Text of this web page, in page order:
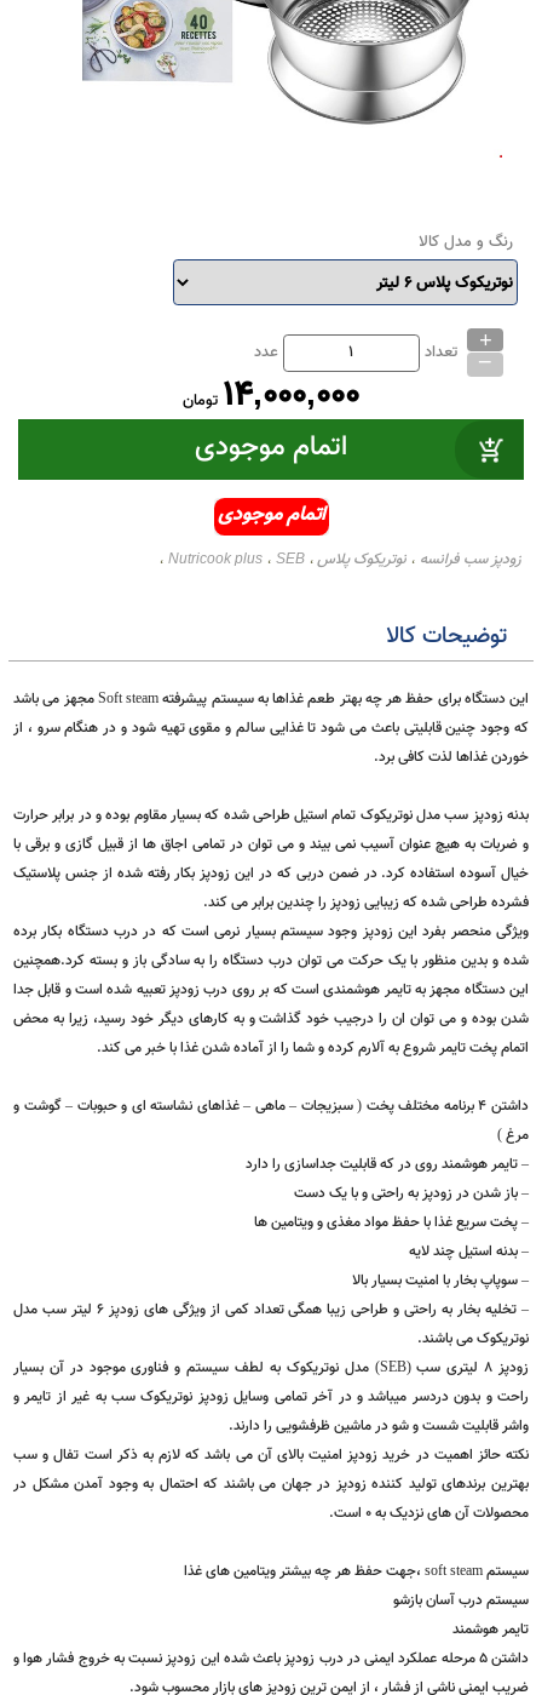
رنگ و مدل کالا
تعداد _ عدد
14,000,000تومان
سب فرانسه،نوتریکوک پلاس
توضیحات کالا
چنین قابلیتی باعث می شود تا غذایی سالم و مقوی تهیه شود و در هنگام سرو ، از
غذاها لذت کافی برد.
زودپز سب مدل نوتریکوک تمام استیل طراحی شده که بسیار مقاوم بوده و در برابر حرارت
به هیچ عنوان آسیب نمی بیند و می توان در تمامی اجاق ها از قبیل گازی و برقی با
آسوده استفاده کرد. در ضمن دربی که در این زودپز بکار رفته شده از جنس پلاستیک
طراحی شده که زیبایی زودپز را چندین برابر می کند.
منحصر بفرد این زودپز وجود سیستم بسیار نرمی است که در درب دستگاه بکار برده
و بدین منظور با یک حرکت می توان درب دستگاه را به سادگی باز و بسته کرد.همچنین
دستگاه مجهز به تایمر هوشمندی است که بر روی درب زودپز تعبیه شده است و قابل جدا
بوده و می توان ان را درجیب خود گذاشت و به کارهای دیگر خود رسید، زیرا به محض
پخت تایمر شروع به آلارم کرده و شما را از آماده شدن غذا با خبر می کند.
داشتن ۴ برنامه مختلف پخت ( سبزیجات – ماهی – غذاهای نشاسته ای و حبوبات – گوشت و
)
هوشمند روی در که قابلیت جداسازی را دارد
شدن در زودپز به راحتی و با یک دست
سریع غذا با حفظ مواد مغذی و ویتامین ها
استیل چند لایه
بخار با امنیت بسیار بالا
می باشند.
زودپز 8 لیتری سب (SEB) مدل نوتریکوک به لطف سیستم و فناوری موجود در آن بسیار
و بدون دردسر میباشد و در آخر تمامی وسایل زودپز نوتریکوک سب به غیر از تایمر و
حائز اهمیت در خرید زودپز امنیت بالای آن می باشد که لازم به ذکر است تفال و سب
برندهای تولید کننده زودپز در جهان می باشند که احتمال به وجود آمدن مشکل در
آن های نزدیک به ۰ است.